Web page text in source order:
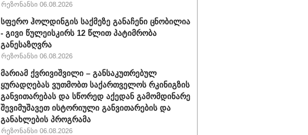
რეზონანსი 06.08.2026
სფერო ჰოლდინგის საქმეზე განაჩენი ცნობილია
- გივი წულეისკირს 12 წლით პატიმრობა
განესაზღვრა
რეზონანსი 06.08.2026
მარიამ ქვრივიშვილი – განსაკუთრებულ
ყურადღებას ვუთმობთ საქართველოს რკინიგზის
განვითარებას და სწორედ აქედან გამომდინარე
შევიმუშავეთ ისტორიული განვითარების და
განახლების პროგრამა
რეზონანსი 06.08.2026